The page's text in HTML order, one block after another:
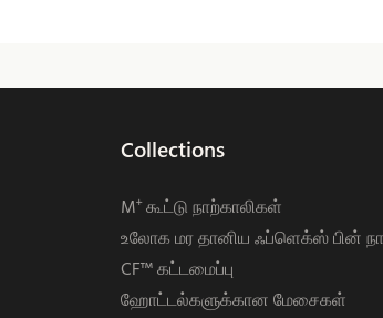
Collections
M⁺ கூட்டு நாற்காலிகள்
உலோக மர தானிய ஃப்ளெக்ஸ் பின்
CF™ கட்டமைப்பு
ஹோட்டல்களுக்கான மேசைகள்